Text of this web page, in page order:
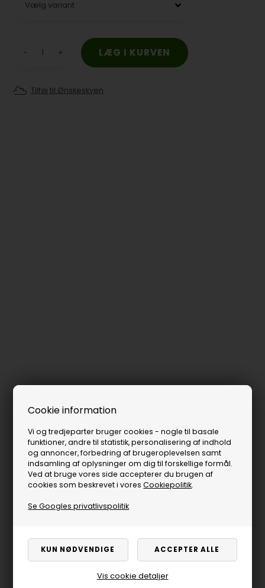
Cookie information
Vi og tredjeparter bruger cookies - nogle til basale
funktioner, andre til statistik, personalisering af indhold
og annoncer, forbedring af brugeroplevelsen samt
indsamling af oplysninger om dig til forskellige formål.
Ved at bruge vores side accepterer du brugen af
cookies som beskrevet i voresCookiepolitik.
Se Googles privatlivspolitik
Vis cookie detaljer
- +
Tilføj til Ønskeskyen